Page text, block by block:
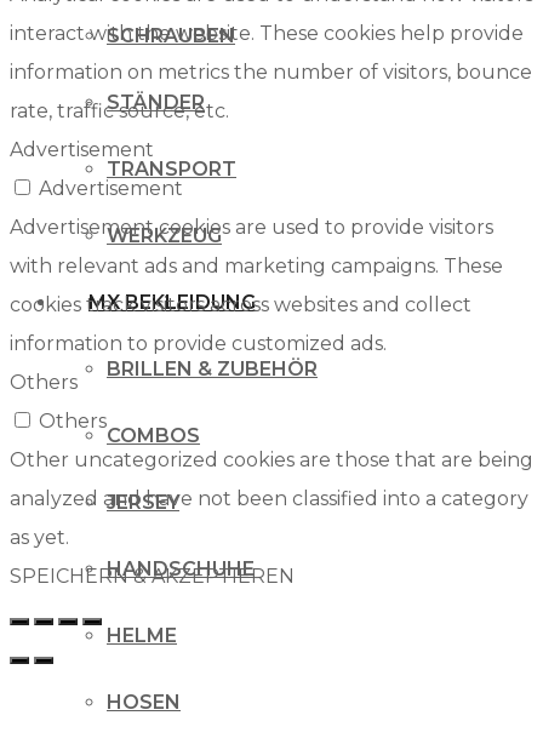
SCHRAUBEN
STÄNDER
TRANSPORT
WERKZEUG
MX BEKLEIDUNG
BRILLEN & ZUBEHÖR
COMBOS
JERSEY
HANDSCHUHE
HELME
HOSEN
interact with the website. These cookies help provide
information on metrics the number of visitors, bounce
rate, traffic source, etc.
Advertisement
Advertisement
Advertisement cookies are used to provide visitors
with relevant ads and marketing campaigns. These
cookies track visitors across websites and collect
information to provide customized ads.
Others
Others
Other uncategorized cookies are those that are being
analyzed and have not been classified into a category
as yet.
SPEICHERN & AKZEPTIEREN